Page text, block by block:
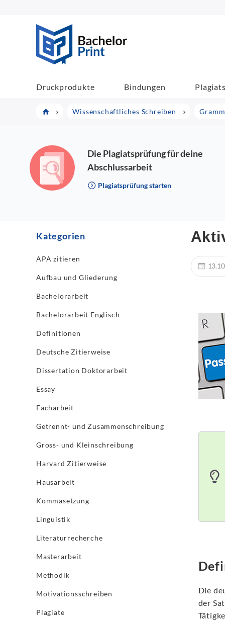
Druckprodukte Bindungen
Wissenschaftliches Schreiben
Die Plagiatsprüfung für deine
Abschlussarbeit
Plagiatsprüfung starten
Kategorien
APA zitieren
Aufbau und Gliederung
Bachelorarbeit
Bachelorarbeit Englisch
Definitionen
Deutsche Zitierweise
Dissertation Doktorarbeit
Essay
Facharbeit
Getrennt- und Zusammenschreibung
Gross- und Kleinschreibung
Harvard Zitierweise
Hausarbeit
Kommasetzung
Linguistik
Literaturrecherche
Masterarbeit
Methodik
Motivationsschreiben
Plagiate
Die
der